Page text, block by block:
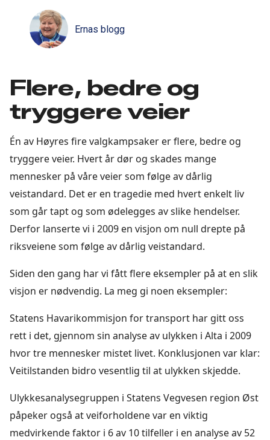
Ernas blogg
Flere, bedre og
tryggere veier
Én av Høyres fire valgkampsaker er flere, bedre og
tryggere veier. Hvert år dør og skades mange
mennesker på våre veier som følge av dårlig
veistandard. Det er en tragedie med hvert enkelt liv
som går tapt og som ødelegges av slike hendelser.
Derfor lanserte vi i 2009 en visjon om null drepte på
riksveiene som følge av dårlig veistandard.
Siden den gang har vi fått flere eksempler på at en slik
visjon er nødvendig. La meg gi noen eksempler:
Statens Havarikommisjon for transport har gitt oss
rett i det, gjennom sin analyse av ulykken i Alta i 2009
hvor tre mennesker mistet livet. Konklusjonen var klar:
Veitilstanden bidro vesentlig til at ulykken skjedde.
Ulykkesanalysegruppen i Statens Vegvesen region Øst
påpeker også at veiforholdene var en viktig
medvirkende faktor i 6 av 10 tilfeller i en analyse av 52